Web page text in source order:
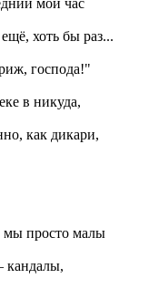
хоть бы раз...
господа!"
в никуда,
как дикари,
мы просто малы
кандалы,